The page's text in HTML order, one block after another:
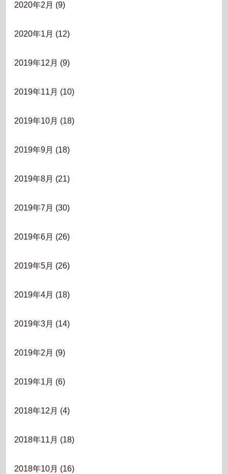
2020年2月 (9)
2020年1月 (12)
2019年12月 (9)
2019年11月 (10)
2019年10月 (18)
2019年9月 (18)
2019年8月 (21)
2019年7月 (30)
2019年6月 (26)
2019年5月 (26)
2019年4月 (18)
2019年3月 (14)
2019年2月 (9)
2019年1月 (6)
2018年12月 (4)
2018年11月 (18)
2018年10月 (16)